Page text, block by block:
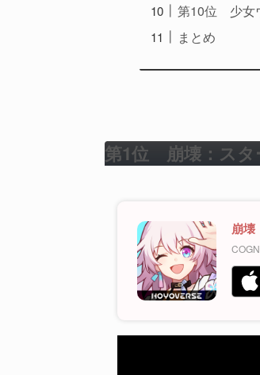
第10位 少女
まとめ
第1位 崩壊：スタ
崩壊